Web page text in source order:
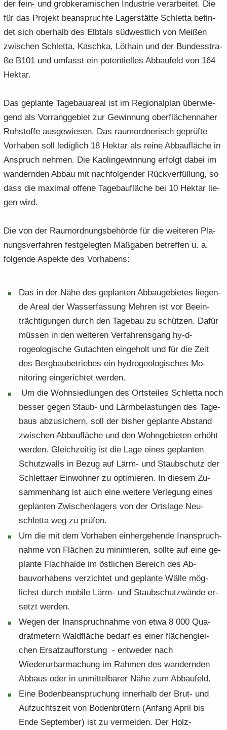
der fein- und grob­ke­ra­mi­schen In­dus­trie ver­arbeitet. Die
für das Pro­jekt be­an­spruch­te La­ger­stät­te Schlet­ta be­fin­
det sich ober­halb des Elb­tals süd­west­lich von Mei­ßen
zwi­schen Schlet­ta, Kasch­ka, Lö­t­hain und der Bun­des­stra­
ße B101 und um­fasst ein po­ten­ti­el­les Ab­bau­feld von 164
Hekt­ar.
Das ge­plan­te Ta­ge­bau­are­al ist im Re­gio­nal­plan über­wie­
gend als Vorrangge­biet zur Ge­win­nung ober­flä­chen­na­her
Roh­stof­fe aus­ge­wie­sen. Das raumord­nerisch ge­prüf­te
Vor­ha­ben soll le­dig­lich 18 Hekt­ar als reine Ab­bau­flä­che in
An­spruch neh­men. Die Kao­lin­ge­win­nung er­folgt dabei im
wan­dern­den Abbau mit nach­fol­gen­der Rück­ver­fül­lung, so
dass die ma­xi­mal of­fe­ne Tagebauflä­che bei 10 Hekt­ar lie­
gen wird.
Die von der Raum­ord­nungs­be­hör­de für die wei­te­ren Pla­
nungs­ver­fah­ren fest­gelegten Maß­ga­ben be­tref­fen u. a.
fol­gen­de Aspek­te des Vor­ha­bens:
Das in der Nähe des ge­plan­ten Ab­bau­ge­bie­tes lie­gen­
de Areal der Was­ser­fassung Meh­ren ist vor Be­ein­
träch­ti­gun­gen durch den Tage­bau zu schüt­zen. Dafür
müs­sen in den wei­te­ren Ver­fah­rens­gang hy-​d­
rogeologische Gut­ach­ten ein­ge­holt und für die Zeit
des Bergbaube­triebes ein hy­dro­geo­lo­gi­sches Mo­
nitoring ein­ge­rich­tet wer­den.
Um die Wohn­sied­lun­gen des Orts­tei­les Schlet­ta noch
bes­ser gegen Staub-​ und Lärm­be­las­tun­gen des Ta­ge­
baus ab­zu­si­chern, soll der bis­her ge­plan­te Ab­stand
zwi­schen Ab­bau­flä­che und den Wohn­ge­bie­ten er­höht
wer­den. Gleich­zei­tig ist die Lage eines ge­plan­ten
Schutz­walls in Bezug auf Lärm- und Staub­schutz der
Schlet­ta­er Ein­wohner zu op­ti­mie­ren. In die­sem Zu­
sam­men­hang ist auch eine wei­te­re Ver­le­gung ei­nes
ge­plan­ten Zwi­schen­la­gers von der Orts­la­ge Neu­
schlet­ta weg zu prü­fen.
Um die mit dem Vor­ha­ben ein­her­ge­hen­de In­an­spruch­
nah­me von Flä­chen zu mini­mieren, soll­te auf eine ge­
plan­te Flach­hal­de im öst­li­chen Be­reich des Ab­
bauvorhabens ver­zich­tet und ge­plan­te Wälle mög­
lichst durch mo­bi­le Lärm- und Staub­schutz­wän­de er­
setzt wer­den.
Wegen der In­an­spruch­nah­me von etwa 8 000 Qua­
drat­me­tern Wald­flä­che be­darf es einer flä­chen­glei­
chen Er­satz­auf­fors­tung - ent­we­der nach
Wiederurbar­machung im Rah­men des wan­dern­den
Ab­baus oder in un­mit­tel­ba­rer Nähe zum Ab­bau­feld.
Eine Bo­den­be­an­spru­chung in­ner­halb der Brut- und
Auf­zuchts­zeit von Bodenbrü­tern (An­fang April bis
Ende Sep­tem­ber) ist zu ver­mei­den. Der Holz­